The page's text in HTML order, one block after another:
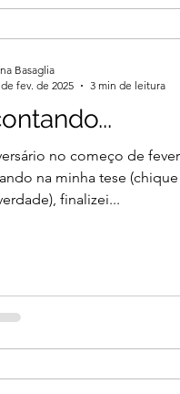
no começo de
minha tese (chique e pendante falar isso,
finalizei...
Basaglia
fev. de 2025
3 min de leitura